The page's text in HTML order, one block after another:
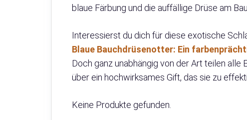
blaue Färbung und die auffällige Drüse am
Interessierst du dich für diese exotische
Blaue Bauchdrüsenotter: Ein
Doch ganz unabhängig von der Art teilen alle
über ein hochwirksames Gift, das sie zu
Keine Produkte gefunden.